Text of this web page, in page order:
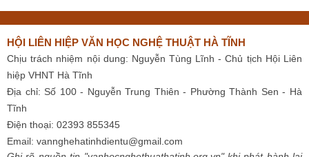
HỘI LIÊN HIỆP VĂN HỌC NGHỆ THUẬT HÀ TĨNH
Chịu trách nhiệm nội dung: Nguyễn Tùng Lĩnh - Chủ tịch Hội Liên
hiệp VHNT Hà Tĩnh
Địa chỉ: Số 100 - Nguyễn Trung Thiên - Phường Thành Sen - Hà
Tĩnh
Điện thoại: 02393 855345
Email: vannghehatinhdientu@gmail.com